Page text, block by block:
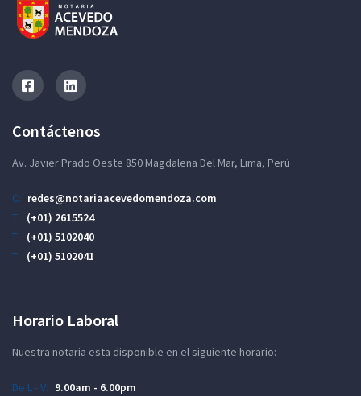
Contáctenos
Av. Javier Prado Oeste 850 Magdalena Del Mar, Lima, Perú
C: redes@notariaacevedomendoza.com
T: (+01) 2615524
T: (+01) 5102040
T: (+01) 5102041
Horario Laboral
Nuestra notaria esta disponible en el siguiente horario:
De L - V: 9.00am - 6.00pm